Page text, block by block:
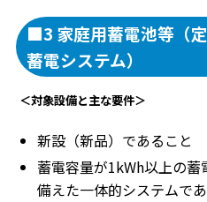
■3 家庭用蓄電池等（
蓄電システム）
＜対象設備と主な要件＞
新設（新品）であること
蓄電容量が1kWh以上の
備えた一体的システムで